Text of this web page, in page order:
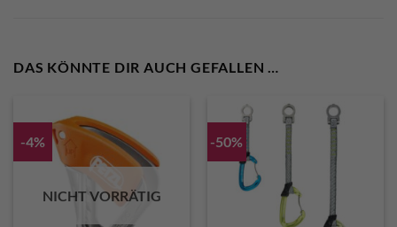
DAS KÖNNTE DIR AUCH GEFALLEN …
-4%
NICHT VORRÄTIG
-50%